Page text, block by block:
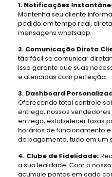
1. Notificações
Mantenha seu cliente
pedido em tempo real,
mensagens whatsapp.
2. Comunicação Direta
tão fácil se comunicar
Isso garante que suas
e atendidas com perfeição.
3. Dashboard
Oferecendo total controle
entrega, nossos
entrega, estabelecer taxas
horários de funcionamento
de pagamento, tudo em um
4. Clube de Fidelidade:
a sua lealdade. Com o
acumule pontos em cada